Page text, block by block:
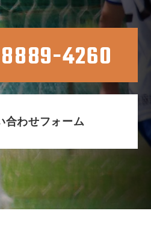
4260
合わせフォーム